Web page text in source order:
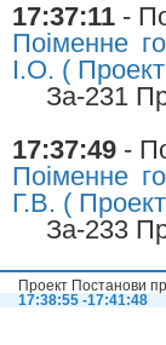
17:37:11 -
Поіменне
І.О. (
За-231
17:37:49 -
Поіменне
Г.В. (
За-233
Проект Постанови
17:38:55 -17:41:48